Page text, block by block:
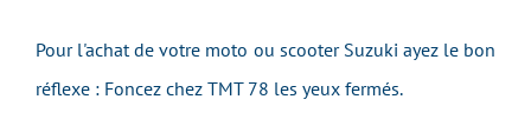
Pour l'achat de votre moto ou scooter Suzuki ayez le bon
réflexe : Foncez chez TMT 78 les yeux fermés.